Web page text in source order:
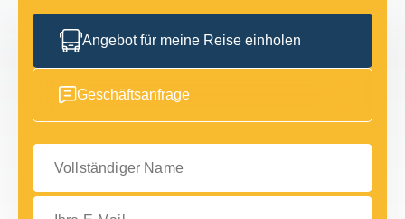
Angebot für meine Reise einholen
Geschäftsanfrage
Vollständiger Name
Ihre E-Mail